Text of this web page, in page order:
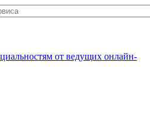
от ведущих онлайн-